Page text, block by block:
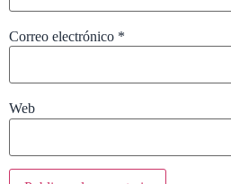
Correo electrónico *
Web